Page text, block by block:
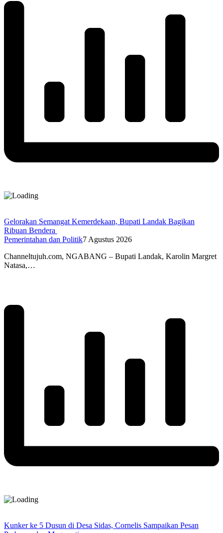
Gelorakan Semangat Kemerdekaan, Bupati Landak Bagikan
Ribuan Bendera
Pemerintahan dan Politik7 Agustus 2026
Channeltujuh.com, NGABANG – Bupati Landak, Karolin Margret
Natasa,…
Kunker ke 5 Dusun di Desa Sidas, Cornelis Sampaikan Pesan